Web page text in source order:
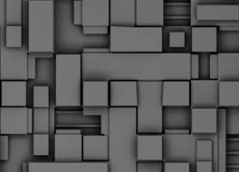
εργασίας
της επαναφοράς